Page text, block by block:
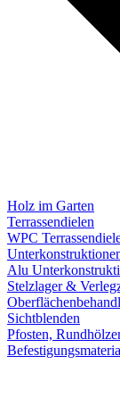
Holz im Garten
Terrassendielen
WPC
Alu
Stelzlager &
Sichtblenden
Pfosten,